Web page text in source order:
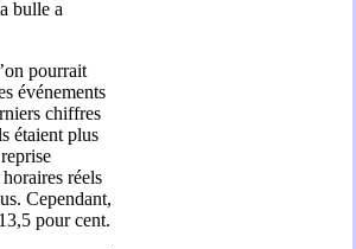
bulle a
pourrait
événements
chiffres
étaient plus
réels
Cependant,
pour cent.